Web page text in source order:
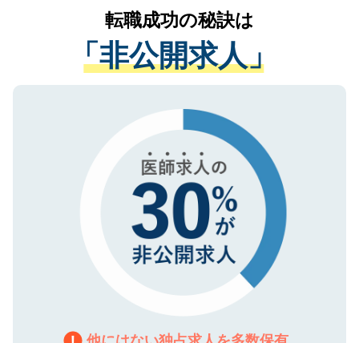
は、個人情報の取り扱いについての厳密な
管理基準を満たした事業者のみに付与され
る、プライバシーマークを取得済みです。
ご登録いただいた個人情報は、SSL（デー
で、機密保持に関してもご安心ください。
かがいして、現在の医療機関の状況や紹介
経験をまじえながら、適切なアドバイスを
させていただきます。すぐにご転職をされ
ない方には、長期的なサポートが可能です
ので、まずはご登録ください。
転職成功の秘訣は
「非公開求人」